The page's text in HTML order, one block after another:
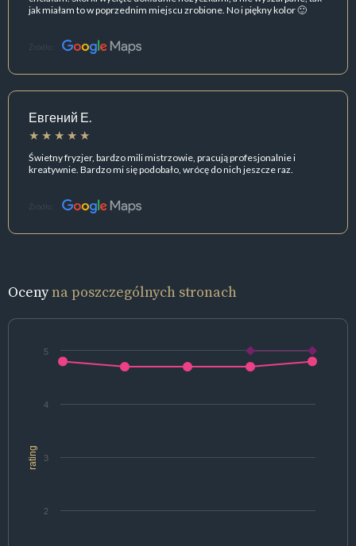
jak miałam to w poprzednim miejscu zrobione. No i piękny kolor 🙂
Źródło:
Евгений Е.
Świetny fryzjer, bardzo mili mistrzowie, pracują profesjonalnie i
kreatywnie. Bardzo mi się podobało, wrócę do nich jeszcze raz.
Źródło:
Ocenyna poszczególnych stronach
rating
2
3
4
5